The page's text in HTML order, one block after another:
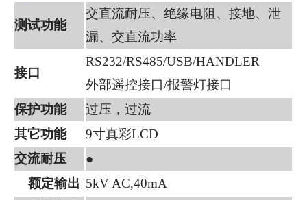
测试功能
交直流耐压、绝缘电阻、接地、泄
漏、交直流功率
接口
RS232/RS485/USB/HANDLER
外部遥控接口/报警灯接口
保护功能
过压，过流
其它功能
9寸真彩LCD
交流耐压
●
额定输出 5kV AC,40mA